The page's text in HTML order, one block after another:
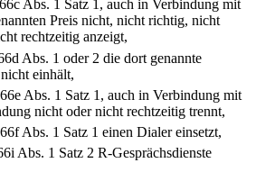
Abs. 1 Satz 1, auch in Verbindung mit
Preis nicht, nicht richtig, nicht
rechtzeitig anzeigt,
Abs. 1 oder 2 die dort genannte
einhält,
Abs. 1 Satz 1, auch in Verbindung mit
nicht oder nicht rechtzeitig trennt,
Abs. 1 Satz 1 einen Dialer einsetzt,
Abs. 1 Satz 2 R-Gesprächsdienste